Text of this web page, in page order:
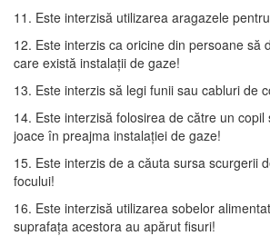
11. Este interzisă utilizarea aragazele
12. Este interzis ca oricine din persoane să
care există instalații de gaze!
13. Este interzis să legi funii sau cabluri de
14. Este interzisă folosirea de către un copil
joace în preajma instalației de gaze!
15. Este interzis de a căuta sursa scurgerii
focului!
16. Este interzisă utilizarea sobelor
suprafața acestora au apărut fisuri!